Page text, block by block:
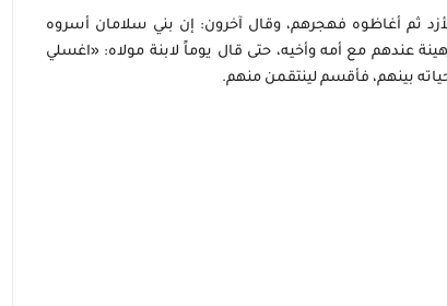
ثم أغاظوه فهجرهم، وقال آخرون: إن بني سلامان أسروه
عندهم مع أمه وأخيه، حتى قال يوماً لابنة مولاه: «اغسلي
بينهم، فأقسم لينتقمن منهم.